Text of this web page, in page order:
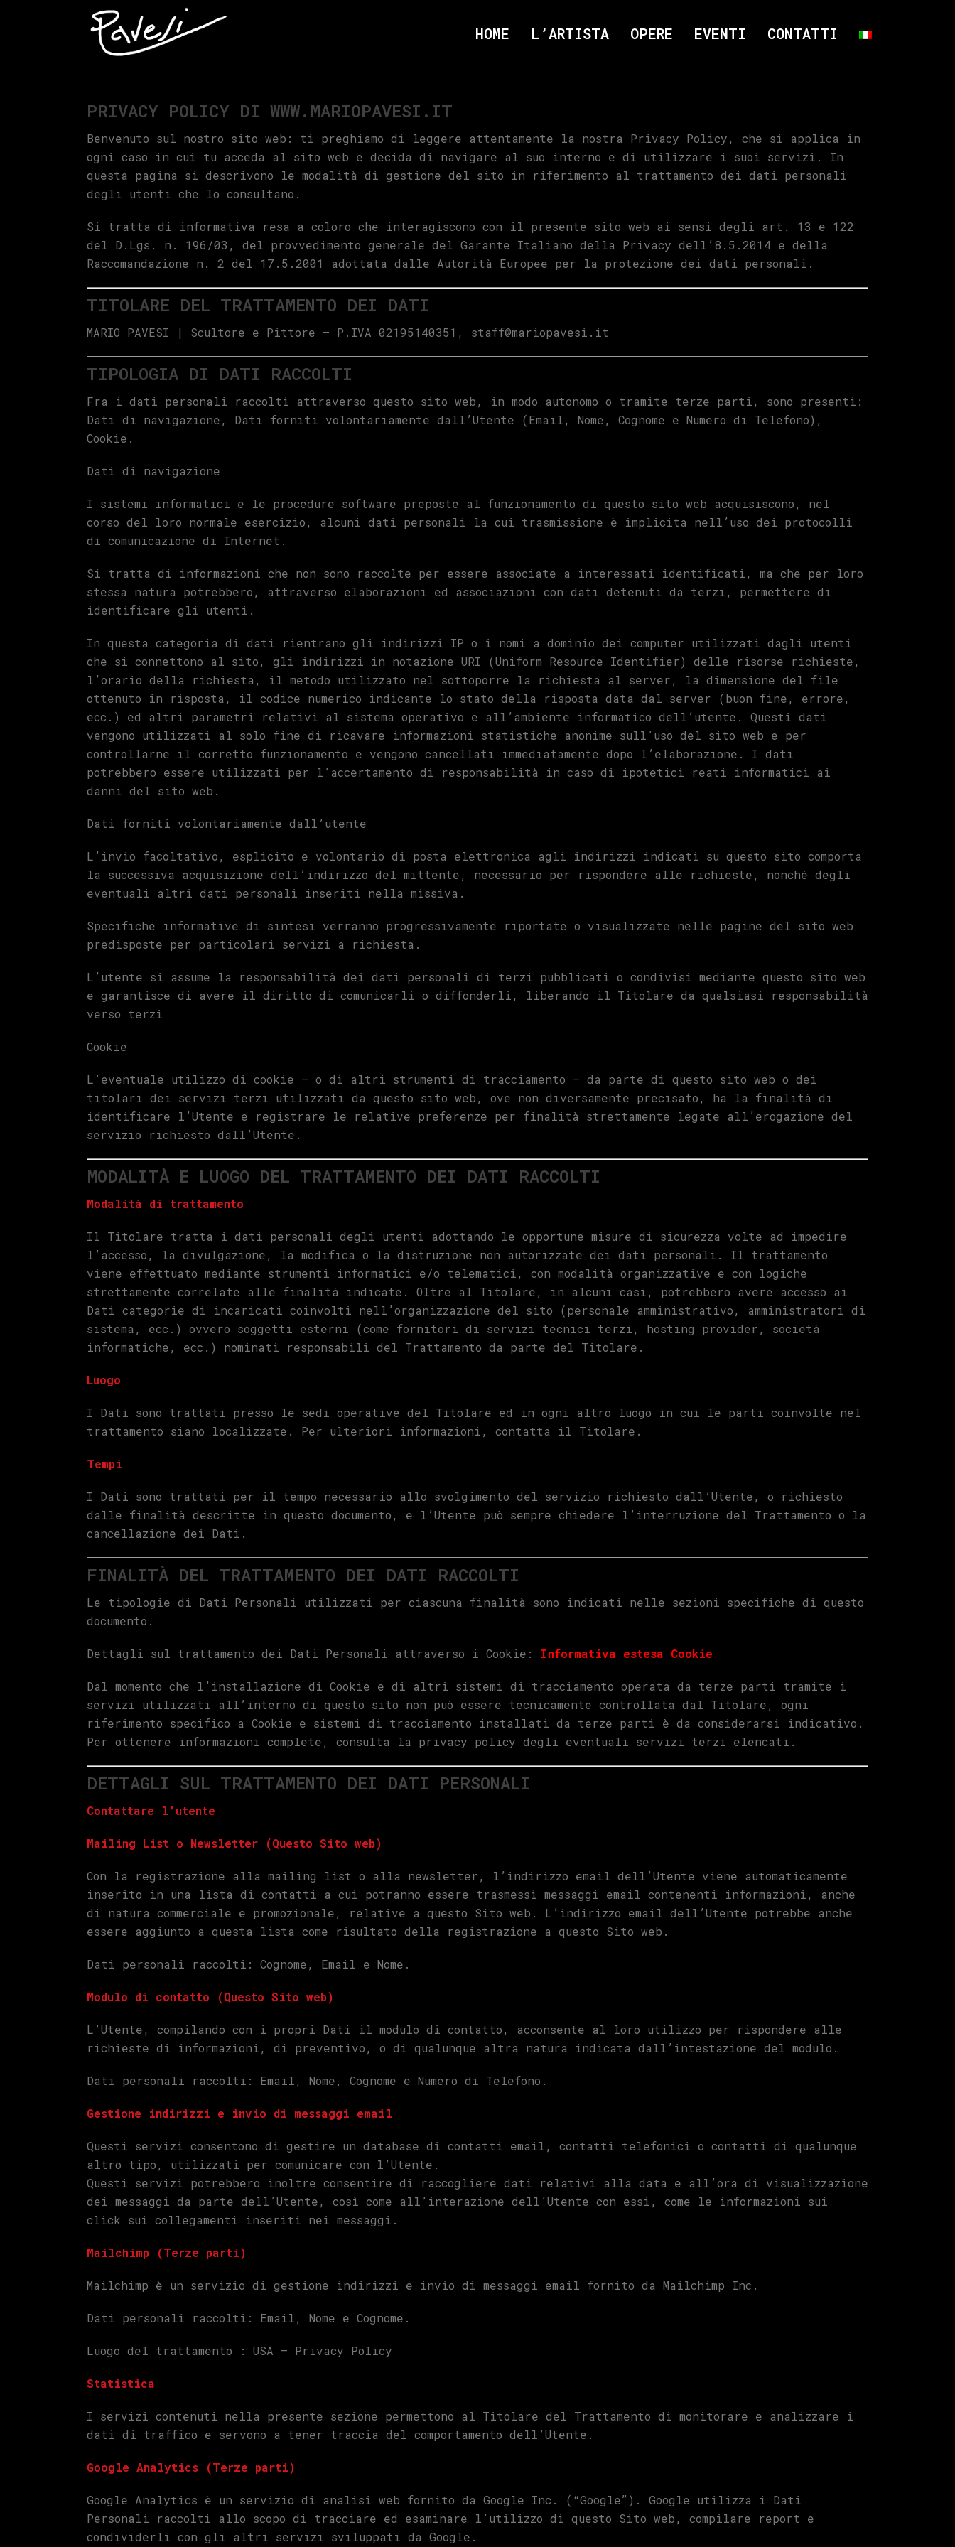
HOME L’ARTISTA OPERE EVENTI CONTATTI
PRIVACY POLICY DI WWW.MARIOPAVESI.IT
Benvenuto sul nostro sito web: ti preghiamo di leggere attentamente la nostra Privacy Policy, che si applica in
ogni caso in cui tu acceda al sito web e decida di navigare al suo interno e di utilizzare i suoi servizi. In
questa pagina si descrivono le modalità di gestione del sito in riferimento al trattamento dei dati personali
degli utenti che lo consultano.
Si tratta di informativa resa a coloro che interagiscono con il presente sito web ai sensi degli art. 13 e 122
del D.Lgs. n. 196/03, del provvedimento generale del Garante Italiano della Privacy dell’8.5.2014 e della
Raccomandazione n. 2 del 17.5.2001 adottata dalle Autorità Europee per la protezione dei dati personali.
TITOLARE DEL TRATTAMENTO DEI DATI
MARIO PAVESI | Scultore e Pittore – P.IVA 02195140351, staff@mariopavesi.it
TIPOLOGIA DI DATI RACCOLTI
Fra i dati personali raccolti attraverso questo sito web, in modo autonomo o tramite terze parti, sono presenti:
Dati di navigazione, Dati forniti volontariamente dall’Utente (Email, Nome, Cognome e Numero di Telefono),
Cookie.
Dati di navigazione
I sistemi informatici e le procedure software preposte al funzionamento di questo sito web acquisiscono, nel
corso del loro normale esercizio, alcuni dati personali la cui trasmissione è implicita nell’uso dei protocolli
di comunicazione di Internet.
Si tratta di informazioni che non sono raccolte per essere associate a interessati identificati, ma che per loro
stessa natura potrebbero, attraverso elaborazioni ed associazioni con dati detenuti da terzi, permettere di
identificare gli utenti.
In questa categoria di dati rientrano gli indirizzi IP o i nomi a dominio dei computer utilizzati dagli utenti
che si connettono al sito, gli indirizzi in notazione URI (Uniform Resource Identifier) delle risorse richieste,
l’orario della richiesta, il metodo utilizzato nel sottoporre la richiesta al server, la dimensione del file
ottenuto in risposta, il codice numerico indicante lo stato della risposta data dal server (buon fine, errore,
ecc.) ed altri parametri relativi al sistema operativo e all’ambiente informatico dell’utente. Questi dati
vengono utilizzati al solo fine di ricavare informazioni statistiche anonime sull’uso del sito web e per
controllarne il corretto funzionamento e vengono cancellati immediatamente dopo l’elaborazione. I dati
potrebbero essere utilizzati per l’accertamento di responsabilità in caso di ipotetici reati informatici ai
danni del sito web.
Dati forniti volontariamente dall’utente
L’invio facoltativo, esplicito e volontario di posta elettronica agli indirizzi indicati su questo sito comporta
la successiva acquisizione dell’indirizzo del mittente, necessario per rispondere alle richieste, nonché degli
eventuali altri dati personali inseriti nella missiva.
Specifiche informative di sintesi verranno progressivamente riportate o visualizzate nelle pagine del sito web
predisposte per particolari servizi a richiesta.
L’utente si assume la responsabilità dei dati personali di terzi pubblicati o condivisi mediante questo sito web
e garantisce di avere il diritto di comunicarli o diffonderli, liberando il Titolare da qualsiasi responsabilità
verso terzi
Cookie
L’eventuale utilizzo di cookie – o di altri strumenti di tracciamento – da parte di questo sito web o dei
titolari dei servizi terzi utilizzati da questo sito web, ove non diversamente precisato, ha la finalità di
identificare l’Utente e registrare le relative preferenze per finalità strettamente legate all’erogazione del
servizio richiesto dall’Utente.
MODALITÀ E LUOGO DEL TRATTAMENTO DEI DATI RACCOLTI
Modalità di trattamento
Il Titolare tratta i dati personali degli utenti adottando le opportune misure di sicurezza volte ad impedire
l’accesso, la divulgazione, la modifica o la distruzione non autorizzate dei dati personali. Il trattamento
viene effettuato mediante strumenti informatici e/o telematici, con modalità organizzative e con logiche
strettamente correlate alle finalità indicate. Oltre al Titolare, in alcuni casi, potrebbero avere accesso ai
Dati categorie di incaricati coinvolti nell’organizzazione del sito (personale amministrativo, amministratori di
sistema, ecc.) ovvero soggetti esterni (come fornitori di servizi tecnici terzi, hosting provider, società
informatiche, ecc.) nominati responsabili del Trattamento da parte del Titolare.
Luogo
I Dati sono trattati presso le sedi operative del Titolare ed in ogni altro luogo in cui le parti coinvolte nel
trattamento siano localizzate. Per ulteriori informazioni, contatta il Titolare.
Tempi
I Dati sono trattati per il tempo necessario allo svolgimento del servizio richiesto dall’Utente, o richiesto
dalle finalità descritte in questo documento, e l’Utente può sempre chiedere l’interruzione del Trattamento o la
cancellazione dei Dati.
FINALITÀ DEL TRATTAMENTO DEI DATI RACCOLTI
Le tipologie di Dati Personali utilizzati per ciascuna finalità sono indicati nelle sezioni specifiche di questo
documento.
Dettagli sul trattamento dei Dati Personali attraverso i Cookie: Informativa estesa Cookie
Dal momento che l’installazione di Cookie e di altri sistemi di tracciamento operata da terze parti tramite i
servizi utilizzati all’interno di questo sito non può essere tecnicamente controllata dal Titolare, ogni
riferimento specifico a Cookie e sistemi di tracciamento installati da terze parti è da considerarsi indicativo.
Per ottenere informazioni complete, consulta la privacy policy degli eventuali servizi terzi elencati.
DETTAGLI SUL TRATTAMENTO DEI DATI PERSONALI
Contattare l’utente
Mailing List o Newsletter (Questo Sito web)
Con la registrazione alla mailing list o alla newsletter, l’indirizzo email dell’Utente viene automaticamente
inserito in una lista di contatti a cui potranno essere trasmessi messaggi email contenenti informazioni, anche
di natura commerciale e promozionale, relative a questo Sito web. L’indirizzo email dell’Utente potrebbe anche
essere aggiunto a questa lista come risultato della registrazione a questo Sito web.
Dati personali raccolti: Cognome, Email e Nome.
Modulo di contatto (Questo Sito web)
L’Utente, compilando con i propri Dati il modulo di contatto, acconsente al loro utilizzo per rispondere alle
richieste di informazioni, di preventivo, o di qualunque altra natura indicata dall’intestazione del modulo.
Dati personali raccolti: Email, Nome, Cognome e Numero di Telefono.
Gestione indirizzi e invio di messaggi email
Questi servizi consentono di gestire un database di contatti email, contatti telefonici o contatti di qualunque
altro tipo, utilizzati per comunicare con l’Utente.
Questi servizi potrebbero inoltre consentire di raccogliere dati relativi alla data e all’ora di visualizzazione
dei messaggi da parte dell’Utente, così come all’interazione dell’Utente con essi, come le informazioni sui
click sui collegamenti inseriti nei messaggi.
Mailchimp (Terze parti)
Mailchimp è un servizio di gestione indirizzi e invio di messaggi email fornito da Mailchimp Inc.
Dati personali raccolti: Email, Nome e Cognome.
Luogo del trattamento : USA – Privacy Policy
Statistica
I servizi contenuti nella presente sezione permettono al Titolare del Trattamento di monitorare e analizzare i
dati di traffico e servono a tener traccia del comportamento dell’Utente.
Google Analytics (Terze parti)
Google Analytics è un servizio di analisi web fornito da Google Inc. (“Google”). Google utilizza i Dati
Personali raccolti allo scopo di tracciare ed esaminare l’utilizzo di questo Sito web, compilare report e
condividerli con gli altri servizi sviluppati da Google.